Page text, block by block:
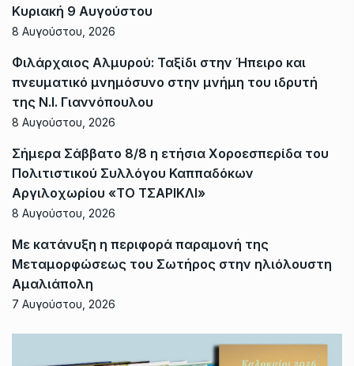
Κυριακή 9 Αυγούστου
8 Αυγούστου, 2026
Φιλάρχαιος Αλμυρού: Ταξίδι στην Ήπειρο και
πνευματικό μνημόσυνο στην μνήμη του ιδρυτή
της Ν.Ι. Γιαννόπουλου
8 Αυγούστου, 2026
Σήμερα Σάββατο 8/8 η ετήσια Χοροεσπερίδα του
Πολιτιστικού Συλλόγου Καππαδόκων
Αργιλοχωρίου «ΤΟ ΤΣΑΡΙΚΛΙ»
8 Αυγούστου, 2026
Με κατάνυξη η περιφορά παραμονή της
Μεταμορφώσεως του Σωτήρος στην ηλιόλουστη
Αμαλιάπολη
7 Αυγούστου, 2026